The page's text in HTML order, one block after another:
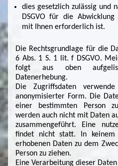
dies gesetzlich zulässig und
DSGVO für die Abwicklung
mit Ihnen erforderlich ist.
Die Rechtsgrundlage für die
6 Abs. 1 S. 1 lit. f DSGVO.
folgt aus oben
Datenerhebung.
Die Zugriffsdaten
anonymisierter Form. Die
einer bestimmten Person
werden auch nicht mit Daten
zusammengeführt. Eine
findet nicht statt. In
erhobenen Daten zu dem
Person zu ziehen.
Eine Verarbeitung dieser